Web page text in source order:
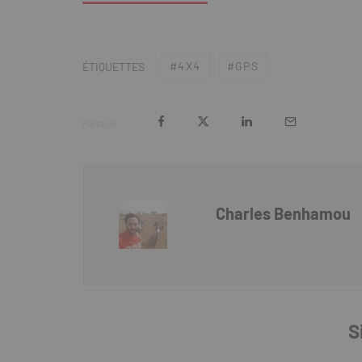
ÉTIQUETTES 4X4 GPS
Charles Benhamou